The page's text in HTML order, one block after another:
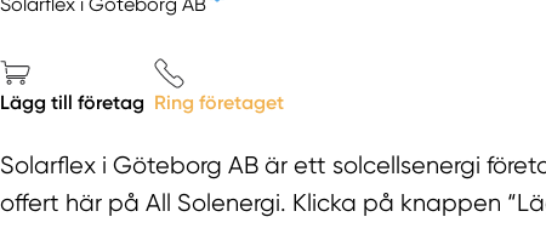
Lägg till företag Ring företaget
Solarflex i Göteborg AB är ett solcellsenergi
offert här på All Solenergi. Klicka på knappen